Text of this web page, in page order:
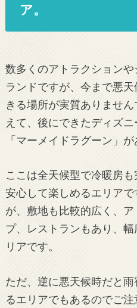
ア。
数多くのアトラクション
ランドですが、今まで悪
きる場所が実質ありませ
えて、後にできたディズ
「マーメイドラグーン」が
ここは全天候型で冷暖房
安心して楽しめるエリア
が、敷地も比較的広く、
プ、レストランもあり、
リアです。
ただ、逆に悪天候時だと
るエリアでもあるのでご注